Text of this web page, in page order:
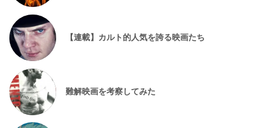
【連載】カルト的人気を誇る映画たち
難解映画を考察してみた